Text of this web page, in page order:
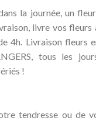
la journée, un
livre vos fleurs
4h. Livraison fleurs
tous les
!
tendresse ou de